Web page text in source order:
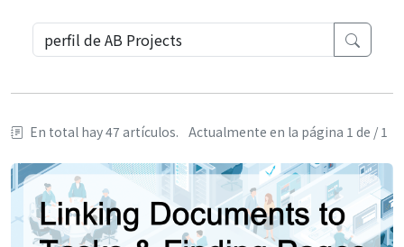
En total hay 47 artículos. Actualmente en la página 1 de / 1